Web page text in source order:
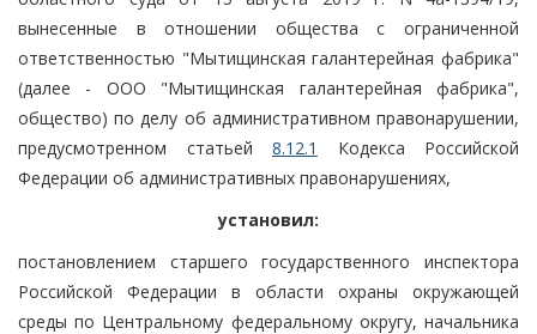
вынесенные в отношении общества с ограниченной
ответственностью "Мытищинская галантерейная фабрика"
(далее - ООО "Мытищинская галантерейная фабрика",
общество) по делу об административном правонарушении,
предусмотренном статьей 8.12.1
Кодекса Российской
Федерации об административных правонарушениях,
установил:
постановлением старшего государственного инспектора
Российской Федерации в области охраны окружающей
среды по Центральному федеральному округу, начальника